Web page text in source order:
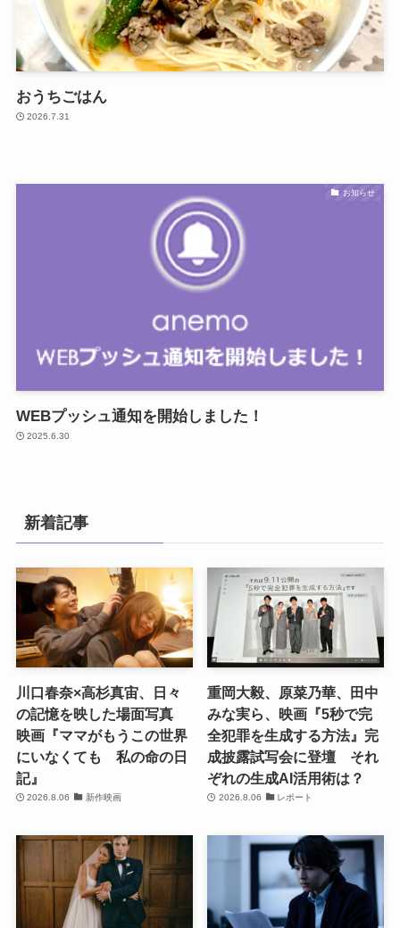
おうちごはん
2026.7.31
お知らせ
WEBプッシュ通知を開始しました！
2025.6.30
新着記事
川口春奈×高杉真宙、日々
の記憶を映した場面写真
映画『ママがもうこの世界
にいなくても 私の命の日
記』
2026.8.06 新作映画
重岡大毅、原菜乃華、田中
みな実ら、映画『5秒で完
全犯罪を生成する方法』完
成披露試写会に登壇 それ
ぞれの生成AI活用術は？
2026.8.06 レポート